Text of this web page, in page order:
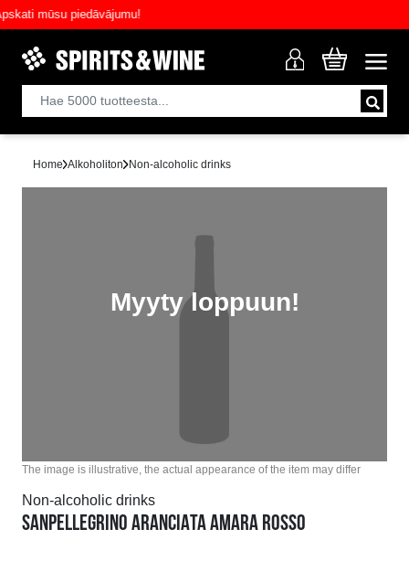
mūsu piedāvājumu!
Home Alkoholiton Non-alcoholic drinks
Myyty loppuun!
The image is illustrative, the actual appearance of the item may differ
Non-alcoholic drinks
SANPELLEGRINO ARANCIATA AMARA ROSSO